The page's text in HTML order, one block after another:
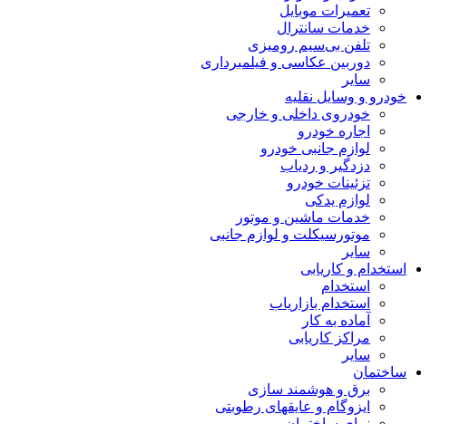
تعمیرات موبایل
خدمات سانترال
تلفن بی‌سیم رومیزی
دوربین عکاسی و فیلمبرداری
سایر
خودرو و وسایل نقلیه
خودروی داخلی و خارجی
اجاره خودرو
لوازم جانبی خودرو
دزدگیر و ردیاب
تزئینات خودرو
لوازم یدکی
خدمات ماشین و موتور
موتورسیکلت و لوازم جانبی
سایر
استخدام و کاریابی
استخدام
استخدام بازاریاب
آماده به کار
مراکز کاریابی
سایر
ساختمان
برق و هوشمند سازی
ایزوگام و عایقهای رطوبتی